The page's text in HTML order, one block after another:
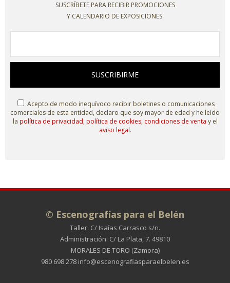
SUSCRÍBETE PARA RECIBIR PROMOCIONES
Y CALENDARIO DE EXPOSICIONES.
SUSCRIBIRME
Acepto de modo inequívoco recibir boletines o comunicaciones
comerciales de esta entidad, declaro que soy mayor de edad y he leído
la política de privacidad, política de cookies, condiciones de venta y el
aviso legal.
© Escenografías para el Belén
Taller: C/ Isaías Carrasco s/n.
Administración: C/ La Plata, 7. 49810
MORALES DE TORO (Zamora)
980 698 278 info@escenografiasparaelbelen.es